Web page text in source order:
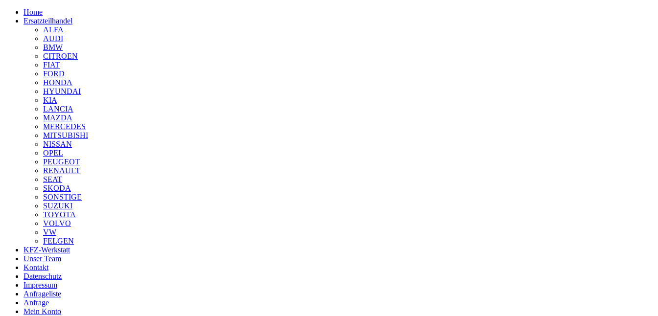
Home
Ersatzteilhandel
ALFA
AUDI
BMW
CITROEN
FIAT
FORD
HONDA
HYUNDAI
KIA
LANCIA
MAZDA
MERCEDES
MITSUBISHI
NISSAN
OPEL
PEUGEOT
RENAULT
SEAT
SKODA
SONSTIGE
SUZUKI
TOYOTA
VOLVO
VW
FELGEN
KFZ-Werkstatt
Unser Team
Kontakt
Datenschutz
Impressum
Anfrageliste
Anfrage
Mein Konto